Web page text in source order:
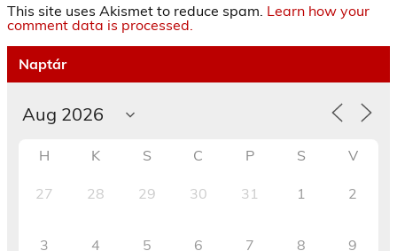
This site uses Akismet to reduce spam. Learn how your
comment data is processed.
Naptár
H K S C P S V
27 28 29 30 31 1 2
3 4 5 6 7 8 9